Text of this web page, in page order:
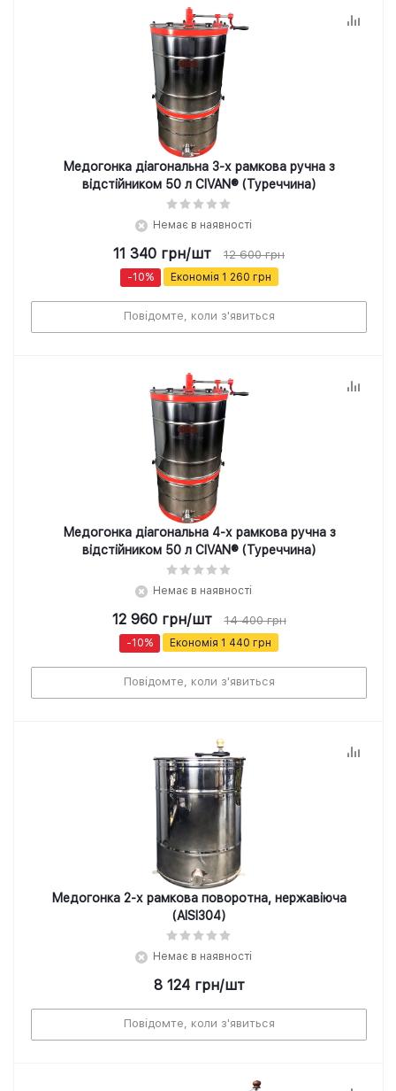
Медогонка діагональна 3-х рамкова ручна з
відстійником 50 л CIVAN® (Туреччина)
Немає в наявності
11 340 грн/шт 12 600грн
-10% Економія 1 260 грн
Повідомте, коли з'явиться
Медогонка діагональна 4-х рамкова ручна з
відстійником 50 л CIVAN® (Туреччина)
Немає в наявності
12 960грн/шт 14 400грн
-10% Економія 1 440 грн
Повідомте, коли з'явиться
Медогонка 2-х рамкова поворотна, нержавіюча
(AISI304)
Немає в наявності
8 124грн/шт
Повідомте, коли з'явиться